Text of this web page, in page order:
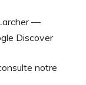
—
Discover
notre